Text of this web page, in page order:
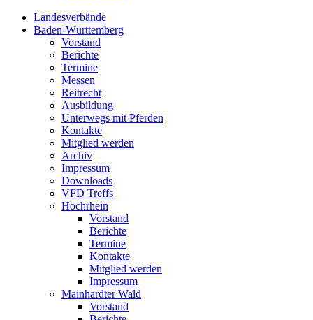
Landesverbände
Baden-Württemberg
Vorstand
Berichte
Termine
Messen
Reitrecht
Ausbildung
Unterwegs mit Pferden
Kontakte
Mitglied werden
Archiv
Impressum
Downloads
VFD Treffs
Hochrhein
Vorstand
Berichte
Termine
Kontakte
Mitglied werden
Impressum
Mainhardter Wald
Vorstand